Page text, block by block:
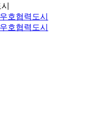
호협력도시
호협력도시